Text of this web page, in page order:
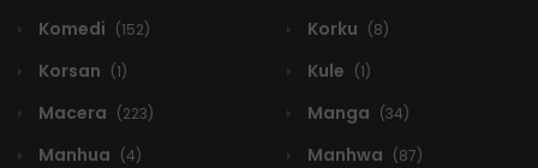
Komedi (152) Korku (8)
Korsan (1) Kule (1)
Macera (223) Manga (34)
Manhua (4) Manhwa (87)